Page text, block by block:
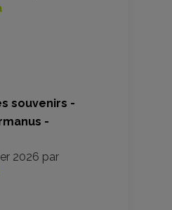
souvenirs -
-
2026 par